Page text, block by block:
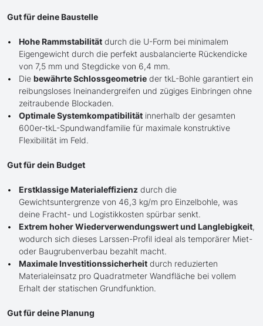
Gut für deine Baustelle
Hohe Rammstabilität durch die U-Form bei minimalem
Eigengewicht durch die perfekt ausbalancierte Rückendicke
von 7,5 mm und Stegdicke von 6,4 mm.
Die bewährte Schlossgeometrie der tkL-Bohle garantiert ein
reibungsloses Ineinandergreifen und zügiges Einbringen ohne
zeitraubende Blockaden.
Optimale Systemkompatibilität innerhalb der gesamten
600er-tkL-Spundwandfamilie für maximale konstruktive
Flexibilität im Feld.
Gut für dein Budget
Erstklassige Materialeffizienz durch die
Gewichtsuntergrenze von 46,3 kg/m pro Einzelbohle, was
deine Fracht- und Logistikkosten spürbar senkt.
Extrem hoher Wiederverwendungswert und Langlebigkeit,
wodurch sich dieses Larssen-Profil ideal als temporärer Miet-
oder Baugrubenverbau bezahlt macht.
Maximale Investitionssicherheit durch reduzierten
Materialeinsatz pro Quadratmeter Wandfläche bei vollem
Erhalt der statischen Grundfunktion.
Gut für deine Planung